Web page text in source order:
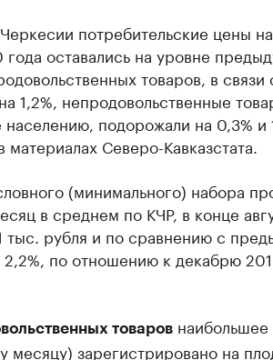
потребительские цены
года оставались на уровне
товаров, в
1,2%, непродовольственные
подорожали на 0,3% и
Северо-Кавказстата.
(минимального) набора
в среднем по КЧР, в конце
тыс. рубля и по сравнению с
2,2%, по отношению к декабрю
товаровнаибольшее
месяцу) зарегистрировано на